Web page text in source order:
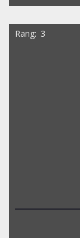
Rang 3